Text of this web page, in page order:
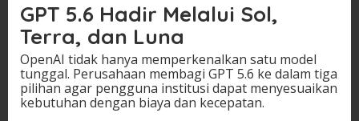
GPT 5.6 Hadir Melalui Sol,
Terra, dan Luna
OpenAI tidak hanya memperkenalkan satu model
tunggal. Perusahaan membagi GPT 5.6 ke dalam tiga
pilihan agar pengguna institusi dapat menyesuaikan
kebutuhan dengan biaya dan kecepatan.